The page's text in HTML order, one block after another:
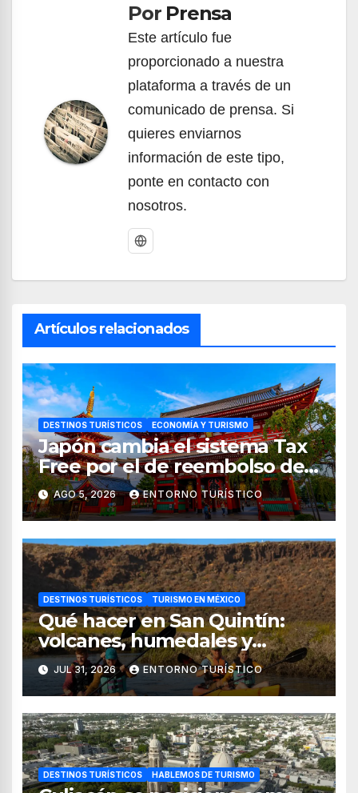
entradasPor Prensa
Este artículo fue
proporcionado a nuestra
plataforma a través de un
comunicado de prensa. Si
quieres enviarnos
información de este tipo,
ponte en contacto con
nosotros.
Artículos relacionados
DESTINOS TURÍSTICOS ECONOMÍA Y TURISMO
Japón cambia el sistema Tax
Free por el de reembolso de
impuestos desde noviembre
de 2026
AGO 5, 2026 ENTORNO TURÍSTICO
DESTINOS TURÍSTICOS TURISMO EN MÉXICO
Qué hacer en San Quintín:
volcanes, humedales y
sabores del mar
JUL 31, 2026 ENTORNO TURÍSTICO
DESTINOS TURÍSTICOS HABLEMOS DE TURISMO